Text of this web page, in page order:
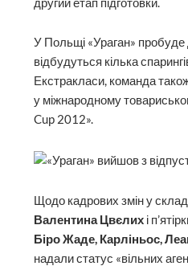
У Польщі «Ураган» пробуде
відбудуться кілька
Екстракласи, команда
у міжнародному
Cup 2012».
Щодо кадрових змін у складі
Валентина Цвєлих і
Біро Жаде, Карліньос,
надали статус «вільних